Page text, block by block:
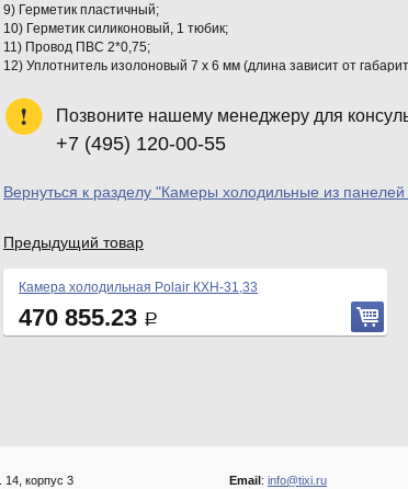
9) Герметик пластичный;
10) Герметик силиконовый, 1 тюбик;
11) Провод ПВС 2*0,75;
12) Уплотнитель изолоновый 7 х 6 мм (длина зависит от
Позвоните нашему менеджеру для
+7 (495) 120-00-55
Вернуться к разделу "Камеры холодильные из
Предыдущий товар
Камера холодильная Polair КХН-31,33
470 855.23 Р
14, корпус 3 Email: info@tixi.ru